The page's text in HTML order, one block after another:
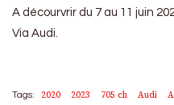
A décourvrir du 7 au 11 juin
Via Audi.
Tags: 2020 2023 705 ch Audi